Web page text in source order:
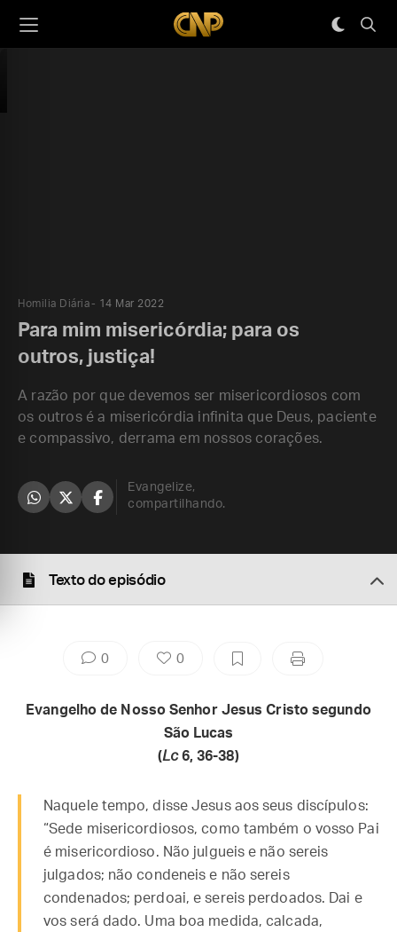
Homilia Diária 14 Mar 2022
Para mim misericórdia; para os
outros, justiça!
A razão por que devemos ser misericordiosos com
os outros é a misericórdia infinita que Deus, paciente
e compassivo, derrama em nossos corações.
Evangelize,
compartilhando.
Texto do episódio
0 0
Evangelho de Nosso Senhor Jesus Cristo segundo
São Lucas
(Lc6, 36-38)
Naquele tempo, disse Jesus aos seus discípulos:
“Sede misericordiosos, como também o vosso Pai
é misericordioso. Não julgueis e não sereis
julgados; não condeneis e não sereis
condenados; perdoai, e sereis perdoados. Dai e
vos será dado. Uma boa medida, calcada,